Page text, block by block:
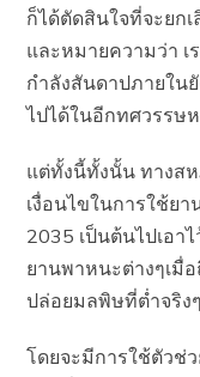
ก็ได้ตัดสินใจที่จะยก
และหมายความว่า
กำลังสันดาปภายใน
ไปได้ในอีกทศวรรษ
แต่ทั้งนี้ทั้งนั้น ทางส
เงื่อนไขในการใช้ย
2035 เป็นต้นไปเอา
ยานพาหนะต่างๆเมื่
ปล่อยมลพิษที่ต่ำจริงๆ
โดยจะมีการใช้ตัวช่